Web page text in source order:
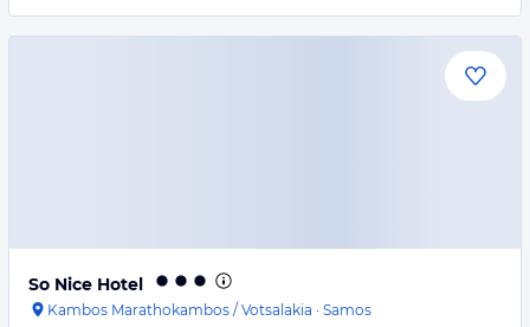
So Nice Hotel
Kambos Marathokambos / Votsalakia · Samos